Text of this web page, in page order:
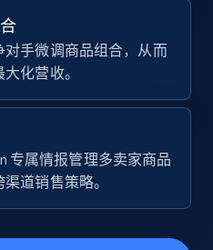
立即开始
new products by
URL
Gtin,
Top reviews, and
对手微调商品组合，从而
化营收。
专属情报管理多卖家商品
道销售策略。